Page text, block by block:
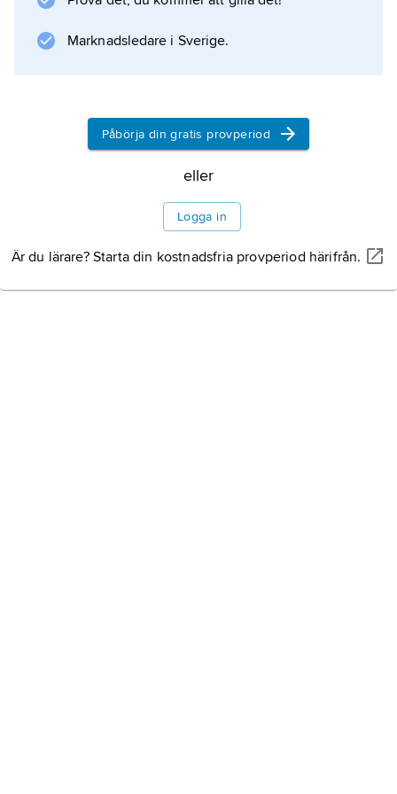
Marknadsledare i Sverige.
Påbörja din gratis provperiod
eller
Logga in
Är du lärare? Starta din kostnadsfria provperiod härifrån.